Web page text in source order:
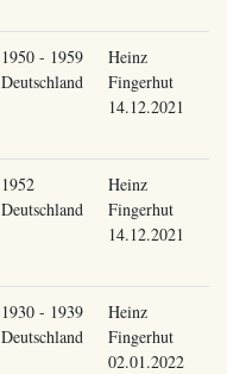
1950 - 1959
Deutschland
Heinz
Fingerhut
14.12.2021
1952
Deutschland
Heinz
Fingerhut
14.12.2021
1930 - 1939
Deutschland
Heinz
Fingerhut
02.01.2022